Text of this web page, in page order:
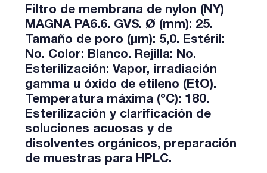
Filtro de membrana de nylon (NY)
MAGNA PA6.6. GVS. Ø (mm): 25.
Tamaño de poro (µm): 5,0. Estéril:
No. Color: Blanco. Rejilla: No.
Esterilización: Vapor, irradiación
gamma u óxido de etileno (EtO).
Temperatura máxima (ºC): 180.
Esterilización y clarificación de
soluciones acuosas y de
disolventes orgánicos, preparación
de muestras para HPLC.